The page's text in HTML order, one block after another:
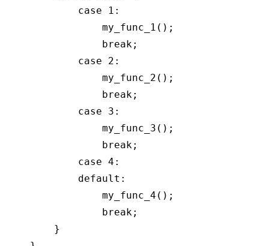
case
1 :
                my_func_1();
break ;
case
2 :
                my_func_2();
break ;
case
3 :
                my_func_3();
break ;
case 4 :
default :
                my_func_4();
break ;
        }